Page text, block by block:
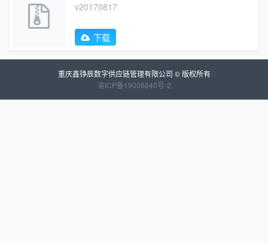
v20170817
下载
重庆鑫铮辰数字供应链管理有限公司 © 版权所有
渝ICP备19006840号-2